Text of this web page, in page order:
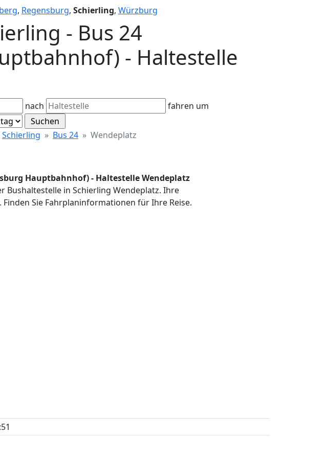
, Regensburg, Schierling, Würzburg
- Bus 24
- Haltestelle
nach
fahren um
Schierling Bus 24 Wendeplatz
Hauptbahnhof) - Haltestelle Wendeplatz
Bushaltestelle in Schierling Wendeplatz. Ihre
Sie Fahrplaninformationen für Ihre Reise.